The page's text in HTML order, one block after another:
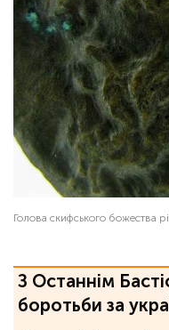
Голова скифського божества
З Останнім
боротьби за